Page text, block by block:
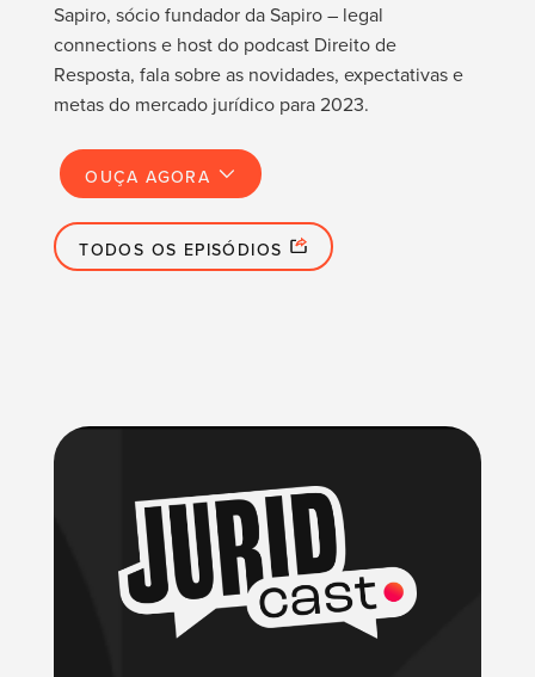
Sapiro, sócio fundador da Sapiro – legal
connections e host do podcast Direito de
Resposta, fala sobre as novidades, expectativas e
metas do mercado jurídico para 2023.
OUÇA AGORA
TODOS OS EPISÓDIOS